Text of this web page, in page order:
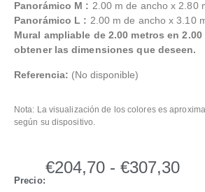
Panorámico M : 2.00 m de ancho x 2.80
Panorámico L : 2.00 m de ancho x 3.10
Mural ampliable de 2.00 metros en
obtener las dimensiones que deseen.
Referencia: (No disponible)
Nota: La visualización de los colores es
según su dispositivo.
Precio:
€204,70 - €307,30